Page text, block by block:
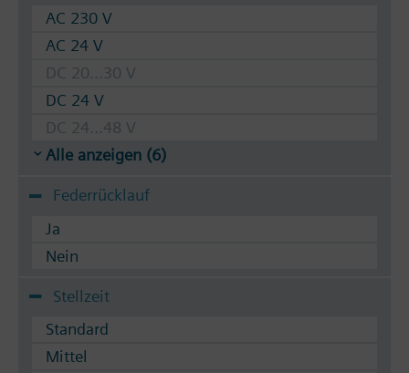
AC 230 V
AC 24 V
DC 20...30 V
DC 24 V
DC 24...48 V
Alle anzeigen (6)
Federrücklauf
Ja
Nein
Stellzeit
Standard
Mittel